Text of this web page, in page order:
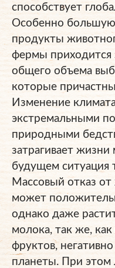
способствует
Особенно
продукты
фермы приходится
общего объема
которые
Изменение
экстремальными
природными
затрагивает
будущем ситуация
Массовый отказ
может
однако даже
молока, так же,
фруктов,
планеты. При